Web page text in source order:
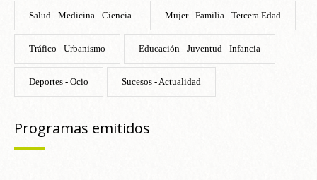
Salud - Medicina - Ciencia Mujer - Familia - Tercera Edad
Tráfico - Urbanismo Educación - Juventud - Infancia
Deportes - Ocio Sucesos - Actualidad
Programas emitidos